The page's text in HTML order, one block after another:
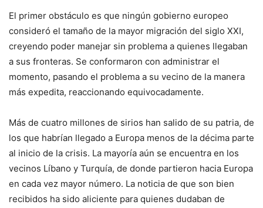
El primer obstáculo es que ningún gobierno europeo
consideró el tamaño de la mayor migración del siglo XXI,
creyendo poder manejar sin problema a quienes llegaban
a sus fronteras. Se conformaron con administrar el
momento, pasando el problema a su vecino de la manera
más expedita, reaccionando equivocadamente.
Más de cuatro millones de sirios han salido de su patria, de
los que habrían llegado a Europa menos de la décima parte
al inicio de la crisis. La mayoría aún se encuentra en los
vecinos Líbano y Turquía, de donde partieron hacia Europa
en cada vez mayor número. La noticia de que son bien
recibidos ha sido aliciente para quienes dudaban de